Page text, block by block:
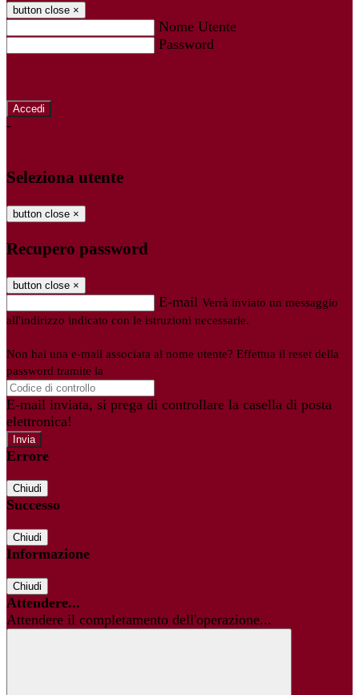
button close ×
Nome Utente
Password
-
Seleziona utente
button close ×
Recupero password
button close ×
E-mail Verrà inviato un messaggio
all'indirizzo indicato con le istruzioni necessarie.
Non hai una e-mail associata al nome utente? Effettua il reset della
password tramite la
E-mail inviata, si prega di controllare la casella di posta
elettronica!
Errore
Chiudi
Successo
Chiudi
Informazione
Chiudi
Attendere...
Attendere il completamento dell'operazione...